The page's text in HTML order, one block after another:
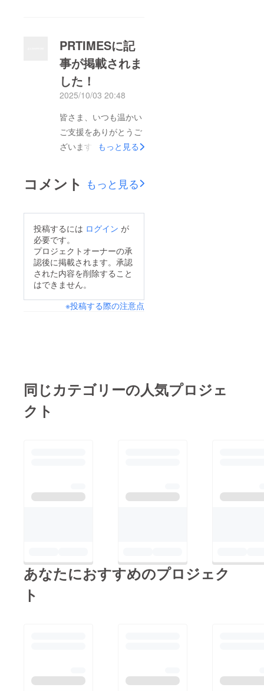
販売を開始いたしまし
た。これまで“未公開
コレクション”として
温めてきたリングを、
早く、そして特別価格
でお届けできる形にな
ります。白牡丹は、
う」をテーマにした
す。一つひとつのリン
グには、時間や想い、
そして身に着ける方の
物語が込められていま
す。今回の先行販売で
は、3つの時間帯を象
徴するリングをご用意
しました。 Morning：
きを重ねて、上質に
けいたします。ぜひこ
て配信中です
↓https://www.instagra
PRTIMESに記
事が掲載されま
した！
2025/10/03 20:48
皆さま、いつも温かい
ご支援をありがとうご
ざいます。このたび、
ンディングについての
記事が PR TIMES に
「光を手に、物語を纏
う」をテーマに立ち上
げた白牡丹が、なぜク
ラウドファンディング
て、私たちがジュエ
n/html/rd/p/00000000
1.000170513.html
もっと見る
コメント もっと見る
投稿するには ログイン が
必要です。
プロジェクトオーナーの承
認後に掲載されます。承認
された内容を削除すること
はできません。
※投稿する際の注意点
同じカテゴリーの人気プロジェ
クト
あなたにおすすめのプロジェク
ト